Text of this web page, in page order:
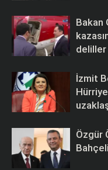
Bakan
deliller
İzmit
Özgür